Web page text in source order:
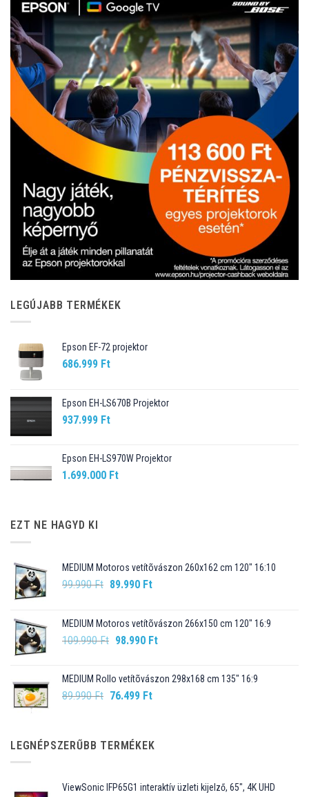
LEGÚJABB TERMÉKEK
Epson EF-72 projektor
686.999 Ft
Epson EH-LS670B Projektor
937.999 Ft
Epson EH-LS970W Projektor
1.699.000 Ft
EZT NE HAGYD KI
MEDIUM Motoros vetítõvászon 260x162 cm 120" 16:10
99.990Ft Original
99.990 Ft.
89.990 FtCurrent
89.990 Ft.
MEDIUM Motoros vetítõvászon 266x150 cm 120" 16:9
109.990Ft Original
109.990 Ft.
98.990 FtCurrent
98.990 Ft.
MEDIUM Rollo vetítõvászon 298x168 cm 135" 16:9
89.990Ft Original
89.990 Ft.
76.499 FtCurrent
76.499 Ft.
LEGNÉPSZERŰBB TERMÉKEK
ViewSonic IFP65G1 interaktív üzleti kijelző, 65", 4K UHD